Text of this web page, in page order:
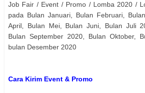
Job Fair / Event / Promo / Lomba 2020 /
pada Bulan Januari, Bulan Februari,
April, Bulan Mei, Bulan Juni, Bulan Juli
Bulan September 2020, Bulan Oktober,
bulan Desember 2020
Cara Kirim Event & Promo